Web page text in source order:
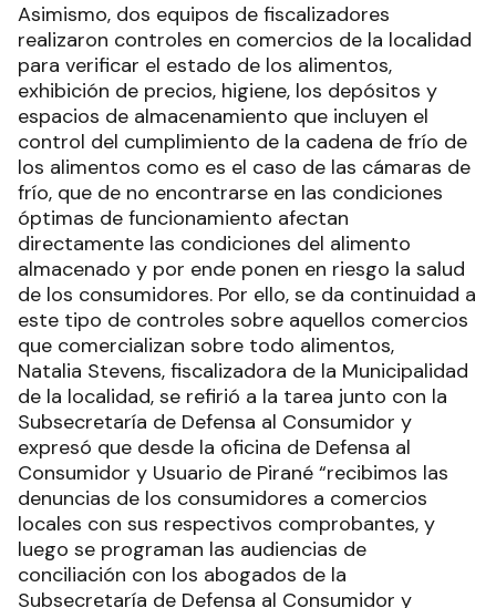
Asimismo, dos equipos de fiscalizadores
realizaron controles en comercios de la localidad
para verificar el estado de los alimentos,
exhibición de precios, higiene, los depósitos y
espacios de almacenamiento que incluyen el
control del cumplimiento de la cadena de frío de
los alimentos como es el caso de las cámaras de
frío, que de no encontrarse en las condiciones
óptimas de funcionamiento afectan
directamente las condiciones del alimento
almacenado y por ende ponen en riesgo la salud
de los consumidores. Por ello, se da continuidad a
este tipo de controles sobre aquellos comercios
que comercializan sobre todo alimentos,
Natalia Stevens, fiscalizadora de la Municipalidad
de la localidad, se refirió a la tarea junto con la
Subsecretaría de Defensa al Consumidor y
expresó que desde la oficina de Defensa al
Consumidor y Usuario de Pirané “recibimos las
denuncias de los consumidores a comercios
locales con sus respectivos comprobantes, y
luego se programan las audiencias de
conciliación con los abogados de la
Subsecretaría de Defensa al Consumidor y